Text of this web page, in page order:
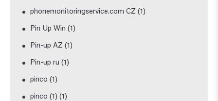
phonemonitoringservice.com CZ (1)
Pin Up Win (1)
Pin-up AZ (1)
Pin-up ru (1)
pinco (1)
pinco (1) (1)